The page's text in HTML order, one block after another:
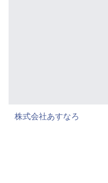
株式会社あすなろ